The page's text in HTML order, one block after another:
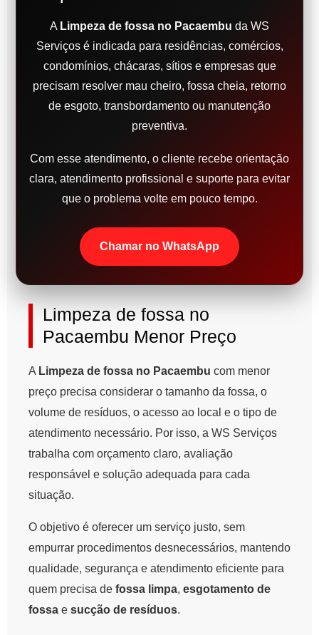
A Limpeza de fossa no Pacaembu da WS
Serviços é indicada para residências, comércios,
condomínios, chácaras, sítios e empresas que
precisam resolver mau cheiro, fossa cheia, retorno
de esgoto, transbordamento ou manutenção
preventiva.
Com esse atendimento, o cliente recebe orientação
clara, atendimento profissional e suporte para evitar
que o problema volte em pouco tempo.
Chamar no WhatsApp
Limpeza de fossa no
Pacaembu Menor Preço
A Limpeza de fossa no Pacaembu com menor
preço precisa considerar o tamanho da fossa, o
volume de resíduos, o acesso ao local e o tipo de
atendimento necessário. Por isso, a WS Serviços
trabalha com orçamento claro, avaliação
responsável e solução adequada para cada
situação.
O objetivo é oferecer um serviço justo, sem
empurrar procedimentos desnecessários, mantendo
qualidade, segurança e atendimento eficiente para
quem precisa de fossa limpa, esgotamento de
fossa e sucção de resíduos.